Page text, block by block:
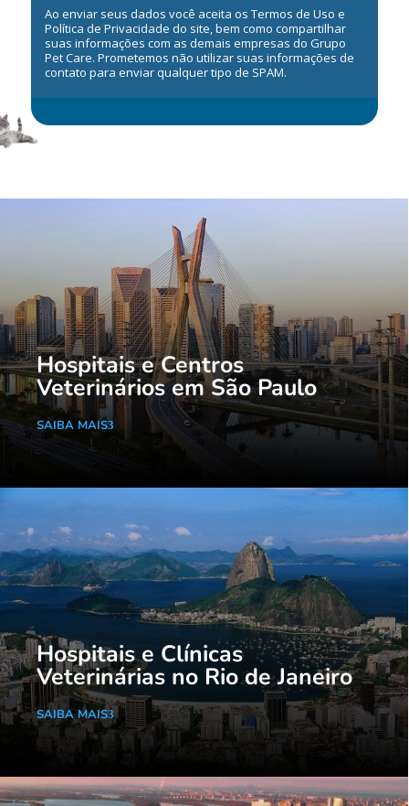
Ao enviar seus dados você aceita os Termos de Uso e
Política de Privacidade do site, bem como compartilhar
suas informações com as demais empresas do Grupo
Pet Care. Prometemos não utilizar suas informações de
contato para enviar qualquer tipo de SPAM.
Hospitais e Centros
Veterinários em São Paulo
SAIBA MAIS
Hospitais e Clínicas
Veterinárias no Rio de Janeiro
SAIBA MAIS